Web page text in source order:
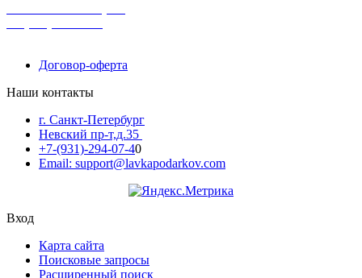
Договор-оферта
Наши контакты
г. Санкт-Петербург
Невский пр-т,д.35
+7-(931)-294-07-40
Email: support@lavkapodarkov.com
Вход
Карта сайта
Поисковые запросы
Расширенный поиск